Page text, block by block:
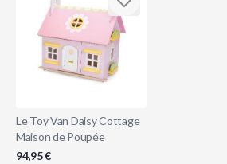
Le Toy Van Daisy Cottage
Maison de Poupée
94,95 €